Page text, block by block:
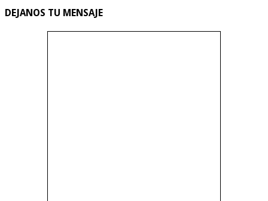
DEJANOS TU MENSAJE